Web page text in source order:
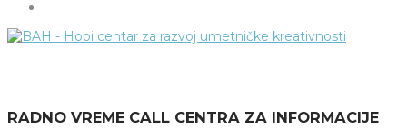
RADNO VREME CALL CENTRA ZA INFORMACIJE